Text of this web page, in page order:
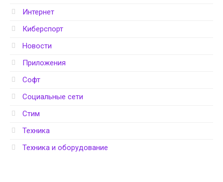
Интернет
Киберспорт
Новости
Приложения
Софт
Социальные сети
Стим
Техника
Техника и оборудование